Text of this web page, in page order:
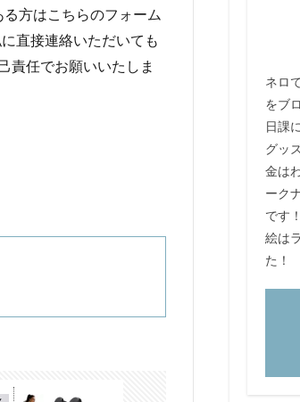
方はこちらのフォーム
直接連絡いただいても
責任でお願いいたしま
ネロ
をブ
日課
グッ
金は
ーク
です
絵は
た！